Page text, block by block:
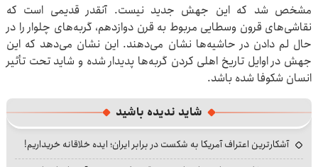
مشخص شد که این جهش جدید نیست. آنقدر قدیمی است که
نقاشی‌های قرون وسطایی مربوط به قرن دوازدهم، گربه‌های چلوار را در
حال لم دادن در حاشیه‌ها نشان می‌دهند. این نشان می‌دهد که این
جهش در اوایل تاریخ اهلی کردن گربه‌ها پدیدار شده و شاید تحت تأثیر
انسان شکوفا شده باشد.
شاید ندیده باشید
آشکارترین اعتراف آمریکا به شکست در برابر ایران؛ ایده خلاقانه خریداریم!